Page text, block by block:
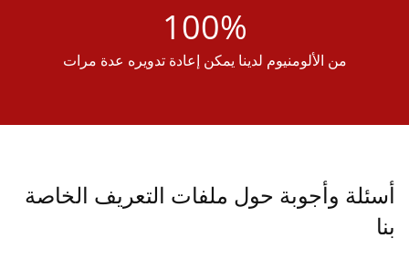
100%
من الألومنيوم لدينا يمكن إعادة تدويره عدة مرات
وأجوبة حول ملفات التعريف الخاصة